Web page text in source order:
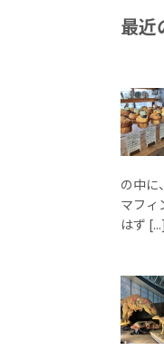
最近
の中に
マフィ
はず [...]